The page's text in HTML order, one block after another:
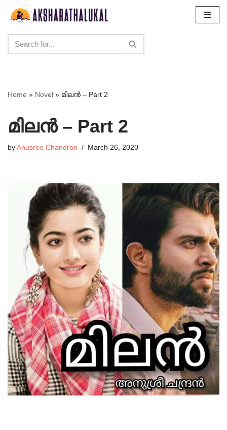
content
Home » Novel » മിലൻ – Part 2
മിലൻ – Part 2
by Anusree Chandran March 26, 2020